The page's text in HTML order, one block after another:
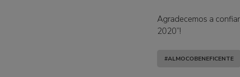
Agradecemos a
2020”!
#ALMOCOBENEFICENTE